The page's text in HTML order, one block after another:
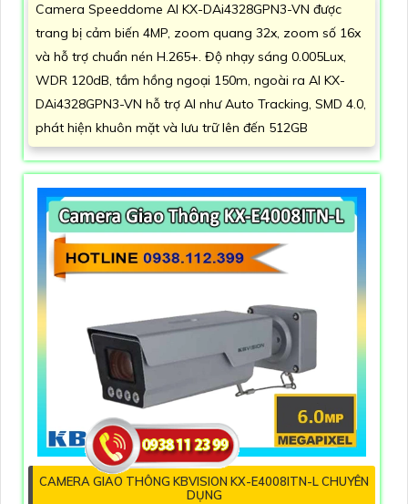
Camera Speeddome AI KX-DAi4328GPN3-VN được
trang bị cảm biến 4MP, zoom quang 32x, zoom số 16x
và hỗ trợ chuẩn nén H.265+. Độ nhạy sáng 0.005Lux,
WDR 120dB, tầm hồng ngoại 150m, ngoài ra AI KX-
DAi4328GPN3-VN hỗ trợ AI như Auto Tracking, SMD 4.0,
phát hiện khuôn mặt và lưu trữ lên đến 512GB
CAMERA GIAO THÔNG KBVISION KX-E4008ITN-L CHUYÊN
DỤNG